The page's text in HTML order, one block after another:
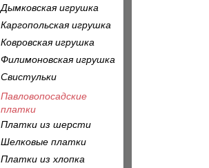
Дымковская игрушка
Каргопольская игрушка
Ковровская игрушка
Филимоновская игрушка
Свистульки
Павловопосадские
платки
Платки из шерсти
Шелковые платки
Платки из хлопка